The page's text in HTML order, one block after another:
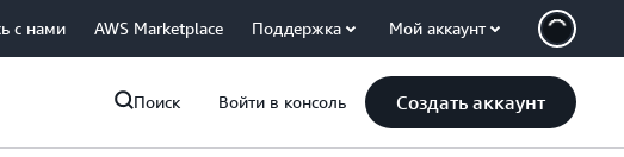
с нами AWS Marketplace Поддержка Мой аккаунт
Поиск Войти в консоль Создать аккаунт